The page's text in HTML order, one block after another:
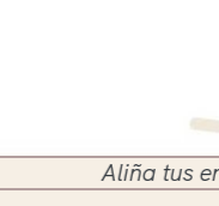
Aliña tus